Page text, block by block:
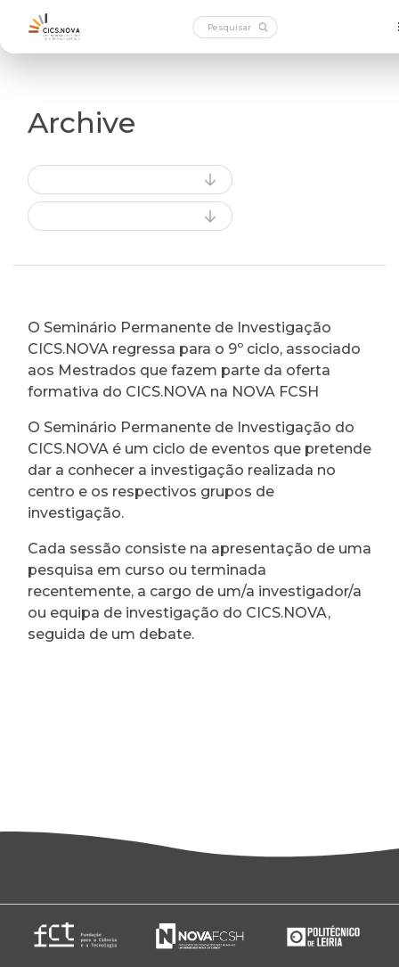
Archive
O Seminário Permanente de Investigação
CICS.NOVA regressa para o 9º ciclo, associado
aos Mestrados que fazem parte da oferta
formativa do CICS.NOVA na NOVA FCSH
O Seminário Permanente de Investigação do
CICS.NOVA é um ciclo de eventos que pretende
dar a conhecer a investigação realizada no
centro e os respectivos grupos de
investigação.
Cada sessão consiste na apresentação de uma
pesquisa em curso ou terminada
recentemente, a cargo de um/a investigador/a
ou equipa de investigação do CICS.NOVA,
seguida de um debate.